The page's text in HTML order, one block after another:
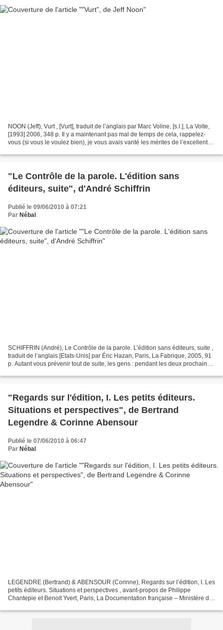
NOON (Jeff), Vurt , [Vurt], traduit de l’anglais par Marc Voline, [s.l.], La Volte,
[1993] 2006, 348 p. Il y a maintenant pas mal de temps de cela, rappelez-
vous (si vous le voulez bien), je vous avais vanté les mérites de l’excellent
"Le Contrôle de la parole. L'édition sans
éditeurs, suite", d'André Schiffrin
Publié le 09/06/2010 à 07:21
Par Nébal
SCHIFFRIN (André), Le Contrôle de la parole. L’édition sans éditeurs, suite ,
traduit de l’anglais [Etats-Unis] par Éric Hazan, Paris, La Fabrique, 2005, 91
p. Autant vous prévenir tout de suite, les gens : pendant les deux prochaines
"Regards sur l'édition, I. Les petits éditeurs.
Situations et perspectives", de Bertrand
Legendre & Corinne Abensour
Publié le 07/06/2010 à 06:47
Par Nébal
LEGENDRE (Bertrand) & ABENSOUR (Corinne), Regards sur l’édition, I. Les
petits éditeurs. Situations et perspectives , avant-propos de Philippe
Chantepie et Benoit Yvert, Paris, La Documentation française – Ministère de